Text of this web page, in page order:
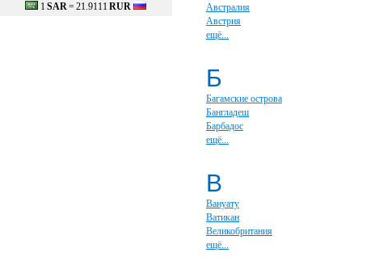
1 SAR=21.9111 RUR
Австралия
Австрия
ещё...
Б
Багамские острова
Бангладеш
Барбадос
ещё...
В
Вануату
Ватикан
Великобритания
ещё...